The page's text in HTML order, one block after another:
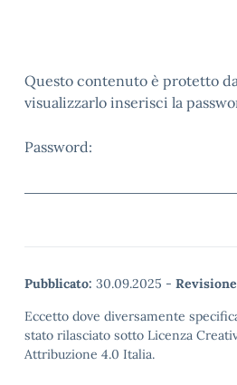
Questo contenuto è protetto
visualizzarlo inserisci la
Password:
Pubblicato: 30.09.2025 -
Eccetto dove diversamente
stato rilasciato sotto Licenza
Attribuzione 4.0 Italia.